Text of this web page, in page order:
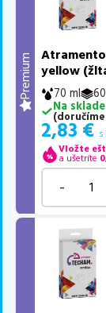
Premium
yellow
70 ml
Na sklade
(doručíme
2,83 € s
Vložte
a ušetríte
-